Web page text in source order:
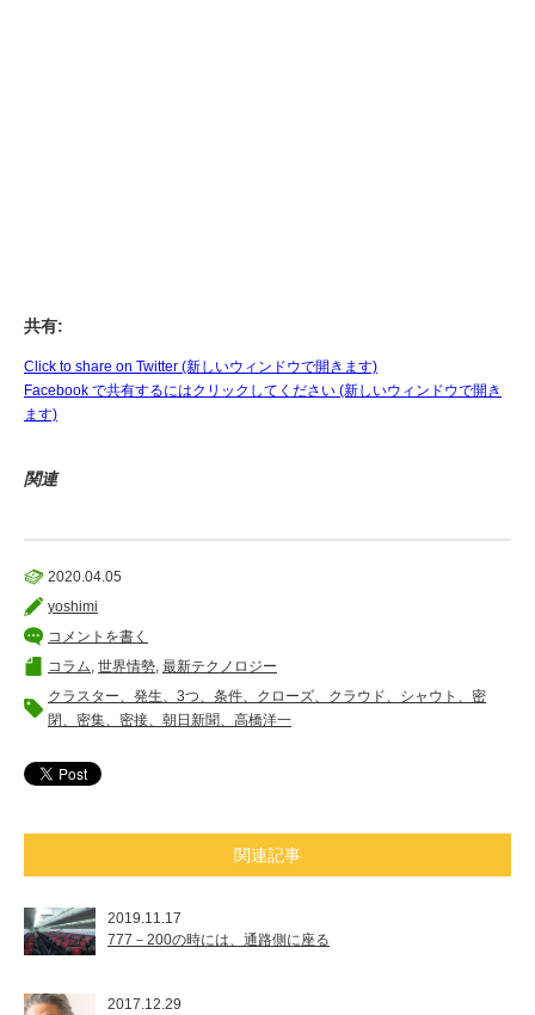
共有:
Click to share on Twitter (新しいウィンドウで開きます)
Facebook で共有するにはクリックしてください (新しいウィンドウで開き
ます)
関連
2020.04.05
yoshimi
コメントを書く
コラム 世界情勢 最新テクノロジー
クラスター、発生、3つ、条件、クローズ、クラウド、シャウト、密
閉、密集、密接、朝日新聞、高橋洋一
関連記事
2019.11.17
777－200の時には、通路側に座る
2017.12.29